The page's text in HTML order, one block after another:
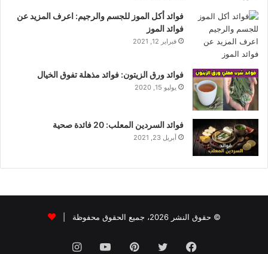
فوائد أكل الموز للجسم والرجيم: اعرف المزيد عن
فوائد الموز
فبراير 12, 2021
فوائد ورق الزيتون: فوائد مذهلة تفوق الخيال
يوليو 15, 2020
فوائد السردين المعلب: 20 فائدة صحية
أبريل 23, 2021
© حقوق النشر 2026، جميع الحقوق محفوظة |
فيسبوك تويتر بينتيريستيوتيوبانستقرام